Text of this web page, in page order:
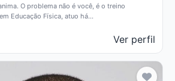
O problema não é você, é o treino
Educação Física, atuo há…
Ver perfil